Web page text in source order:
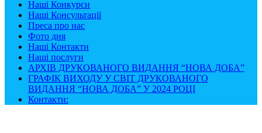
Наші Конкурси
Наші Консультації
Преса про нас
Фото дня
Наші Контакти
Наші послуги
АРХІВ ДРУКОВАНОГО ВИДАННЯ “НОВА ДОБА”
ГРАФІК ВИХОДУ У СВІТ ДРУКОВАНОГО
ВИДАННЯ “НОВА ДОБА” У 2024 РОЦІ
Контакти: